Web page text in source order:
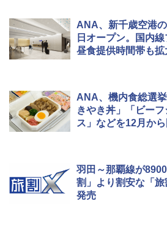
[キャンパーズコレ
広げるだけ パッと
ッシュ 4人用 簡単
￥-
￥1,180
ゴムボート 空気
￥7,884
ANA、新千歳空港
日オープン。国内
昼食提供時間帯も拡
ANA、機内食総選
きやき丼」「ビー
ス」などを12月か
羽田～那覇線が
割」より割安な「
発売